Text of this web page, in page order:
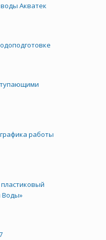
Акватек
работы
Воды»